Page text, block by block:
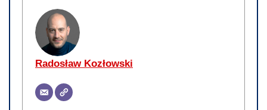
Radosław Kozłowski